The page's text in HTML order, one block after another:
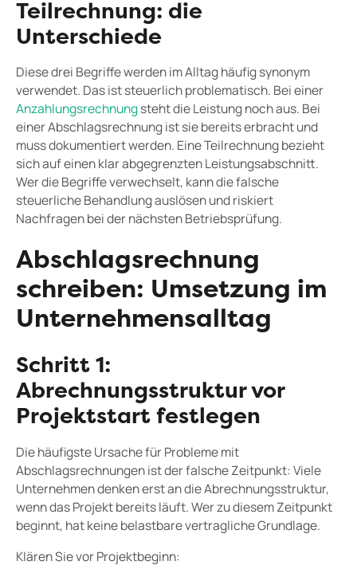
Teilrechnung: die
Unterschiede
Diese drei Begriffe werden im Alltag häufig synonym
verwendet. Das ist steuerlich problematisch. Bei einer
Anzahlungsrechnungsteht die Leistung noch aus. Bei
einer Abschlagsrechnung ist sie bereits erbracht und
muss dokumentiert werden. Eine Teilrechnung bezieht
sich auf einen klar abgegrenzten Leistungsabschnitt.
Wer die Begriffe verwechselt, kann die falsche
steuerliche Behandlung auslösen und riskiert
Nachfragen bei der nächsten Betriebsprüfung.
Abschlagsrechnung
schreiben: Umsetzung im
Unternehmensalltag
Schritt 1:
Abrechnungsstruktur vor
Projektstart festlegen
Die häufigste Ursache für Probleme mit
Abschlagsrechnungen ist der falsche Zeitpunkt: Viele
Unternehmen denken erst an die Abrechnungsstruktur,
wenn das Projekt bereits läuft. Wer zu diesem Zeitpunkt
beginnt, hat keine belastbare vertragliche Grundlage.
Klären Sie vor Projektbeginn: